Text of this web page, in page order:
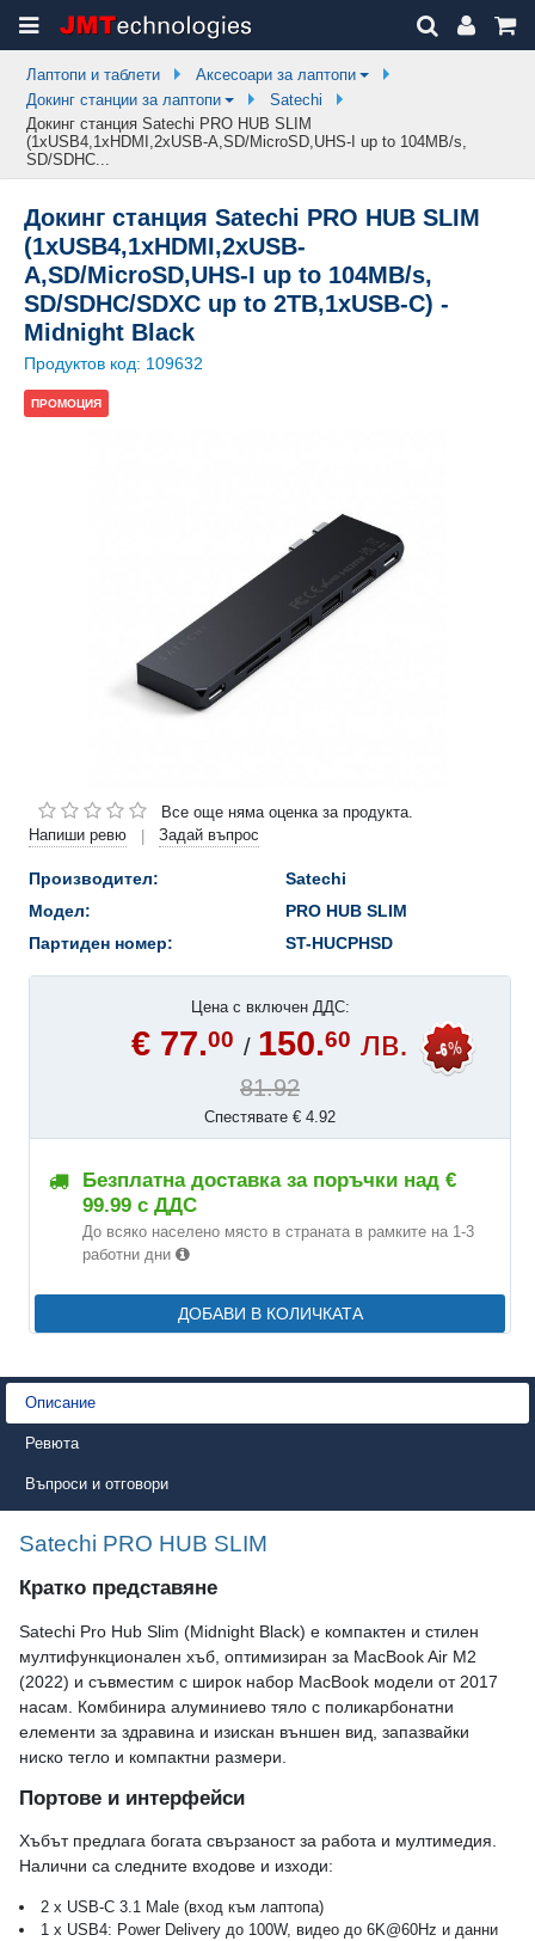
Лаптопи и таблети
Аксесоари за лаптопи
Докинг станции за лаптопи
Satechi
Докинг станция Satechi PRO HUB SLIM
(1xUSB4,1xHDMI,2xUSB-A,SD/MicroSD,UHS-I up to 104MB/s,
SD/SDHC...
Докинг станция Satechi PRO HUB SLIM
(1xUSB4,1xHDMI,2xUSB-
A,SD/MicroSD,UHS-I up to 104MB/s,
SD/SDHC/SDXC up to 2TB,1xUSB-C) -
Midnight Black
Продуктов код: 109632
ПРОМОЦИЯ
Все още няма оценка за продукта.
Напиши ревю
Задай въпрос
Производител:
Satechi
Модел:
PRO HUB SLIM
Партиден номер:
ST-HUCPHSD
Цена с включен ДДС:
€ 77.00 / 150.60 лв.
81.92
Спестявате € 4.92
Безплатна доставка за поръчки над €
99.99 с ДДС
До всяко населено място в страната в рамките на 1-3
работни дни
ДОБАВИ В КОЛИЧКАТА
Описание
Ревюта
Въпроси и отговори
Satechi PRO HUB SLIM
Кратко представяне
Satechi Pro Hub Slim (Midnight Black) е компактен и стилен
мултифункционален хъб, оптимизиран за MacBook Air M2
(2022) и съвместим с широк набор MacBook модели от 2017
насам. Комбинира алуминиево тяло с поликарбонатни
елементи за здравина и изискан външен вид, запазвайки
ниско тегло и компактни размери.
Портове и интерфейси
Хъбът предлага богата свързаност за работа и мултимедия.
Налични са следните входове и изходи:
2 x USB-C 3.1 Male (вход към лаптопа)
1 x USB4: Power Delivery до 100W, видео до 6K@60Hz и данни